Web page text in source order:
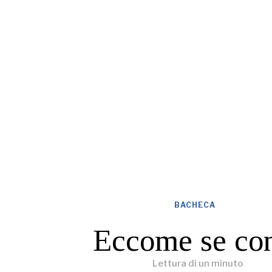
BACHECA
Eccome se
Lettura di un minuto